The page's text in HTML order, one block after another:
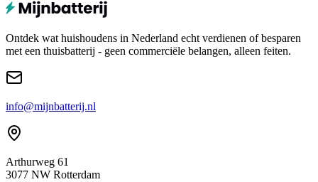
Ontdek wat huishoudens in Nederland echt verdienen of besparen
met een thuisbatterij - geen commerciële belangen, alleen feiten.
info@mijnbatterij.nl
Arthurweg 61
3077 NW Rotterdam